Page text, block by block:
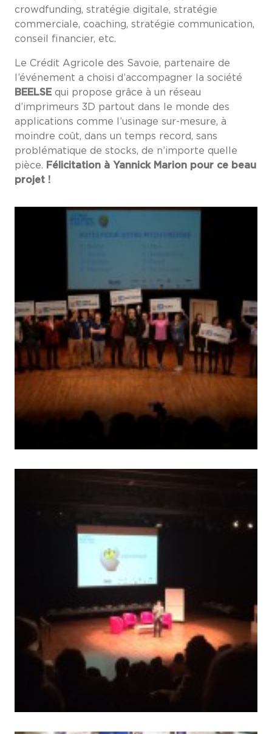
crowdfunding, stratégie digitale, stratégie
commerciale, coaching, stratégie communication,
conseil financier, etc.
Le Crédit Agricole des Savoie, partenaire de
l’événement a choisi d’accompagner la société
BEELSE qui propose grâce à un réseau
d’imprimeurs 3D partout dans le monde des
applications comme l’usinage sur-mesure, à
moindre coût, dans un temps record, sans
problématique de stocks, de n’importe quelle
pièce. Félicitation à Yannick Marion pour ce beau
projet !